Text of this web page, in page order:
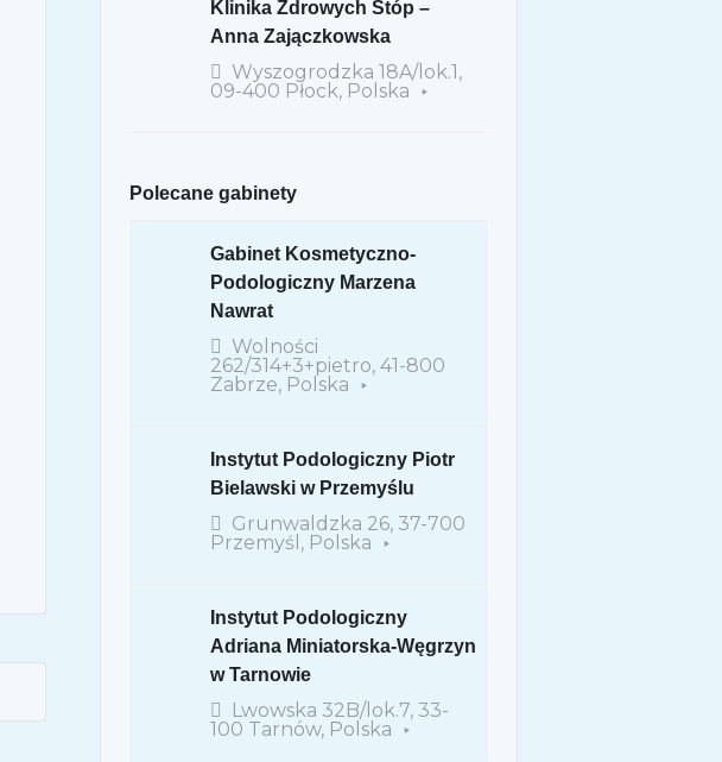
Klinika Zdrowych Stóp –
Anna Zajączkowska
Wyszogrodzka 18A/lok.1,
09-400 Płock, Polska
Polecane gabinety
Gabinet Kosmetyczno-
Podologiczny Marzena
Nawrat
Wolności
262/314+3+pietro, 41-800
Zabrze, Polska
Instytut Podologiczny Piotr
Bielawski w Przemyślu
Grunwaldzka 26, 37-700
Przemyśl, Polska
Instytut Podologiczny
Adriana Miniatorska-Węgrzyn
w Tarnowie
Lwowska 32B/lok.7, 33-
100 Tarnów, Polska